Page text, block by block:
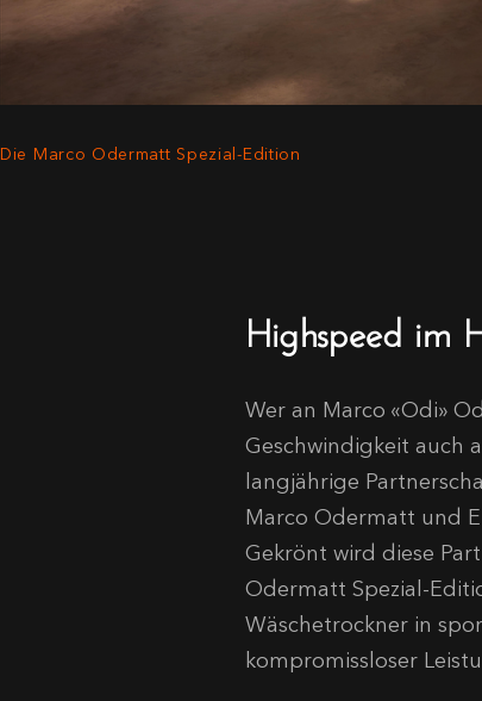
Die Marco Odermatt Spezial-Edition
Highspeed im
Wer an Marco «Odi»
Geschwindigkeit auch
langjährige
Marco Odermatt und
Gekrönt wird diese
Odermatt Spezial-
Wäschetrockner in
kompromissloser